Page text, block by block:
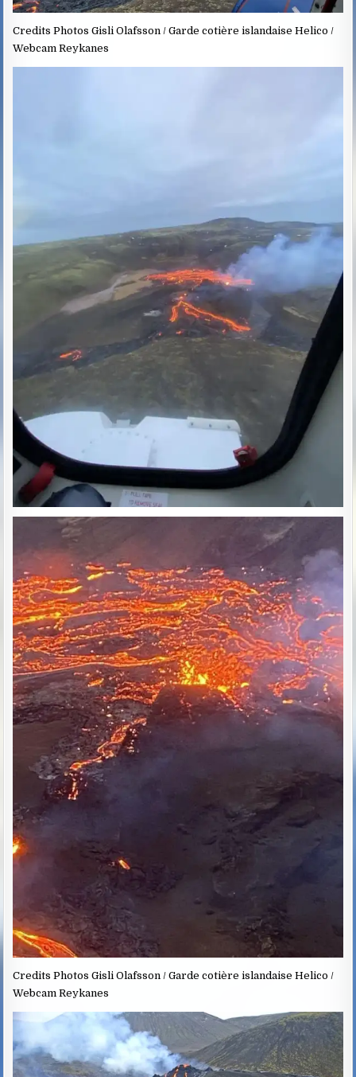
Credits Photos Gisli Olafsson / Garde cotière islandaise Helico /
Webcam Reykanes
Credits Photos Gisli Olafsson / Garde cotière islandaise Helico /
Webcam Reykanes